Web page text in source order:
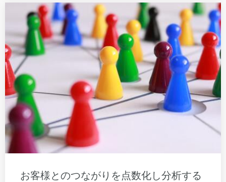
お客様とのつながりを点数化し分析する